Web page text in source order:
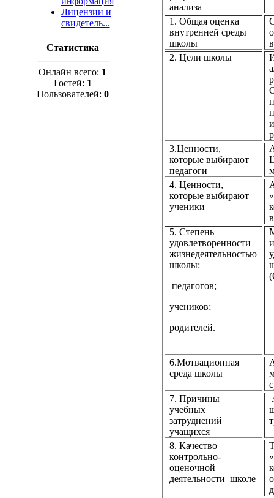
Лицензии и
свидетель...
Статистика
Онлайн всего: 1
Гостей: 1
Пользователей: 0
анализа
1. Общая оценка
внутренней среды
школы
2. Цели школы
3.Ценности,
которые выбирают
педагоги
4. Ценности,
которые выбирают
ученики
5. Степень
удовлетворенности
жизнедеятельностью
школы:
педагогов;
учеников;
родителей.
6.Мотвационная
среда школы
7. Причины
учебных
затруднений
учащихся
8. Качество
контрольно-
оценочной
деятельности школе